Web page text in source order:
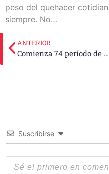
peso del quehacer
siempre. No…
ANTERIOR
Comienza 74 período de sesiones de la Asamblea General de ONU
Suscribirse